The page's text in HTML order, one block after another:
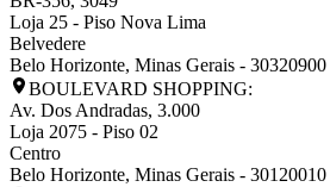
Loja 25 - Piso Nova Lima
Belvedere
Belo Horizonte, Minas Gerais - 30320900
BOULEVARD SHOPPING:
Av. Dos Andradas, 3.000
Loja 2075 - Piso 02
Centro
Belo Horizonte, Minas Gerais - 30120010